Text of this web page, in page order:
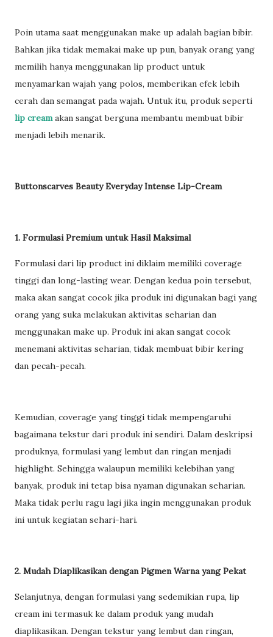
Poin utama saat menggunakan make up adalah bagian bibir.
Bahkan jika tidak memakai make up pun, banyak orang yang
memilih hanya menggunakan lip product untuk
menyamarkan wajah yang polos, memberikan efek lebih
cerah dan semangat pada wajah. Untuk itu, produk seperti
lip creamakan sangat berguna membantu membuat bibir
menjadi lebih menarik.
Buttonscarves Beauty Everyday Intense Lip-Cream
1. Formulasi Premium untuk Hasil Maksimal
Formulasi dari lip product ini diklaim memiliki coverage
tinggi dan long-lasting wear. Dengan kedua poin tersebut,
maka akan sangat cocok jika produk ini digunakan bagi yang
orang yang suka melakukan aktivitas seharian dan
menggunakan make up. Produk ini akan sangat cocok
menemani aktivitas seharian, tidak membuat bibir kering
dan pecah-pecah.
Kemudian, coverage yang tinggi tidak mempengaruhi
bagaimana tekstur dari produk ini sendiri. Dalam deskripsi
produknya, formulasi yang lembut dan ringan menjadi
highlight. Sehingga walaupun memiliki kelebihan yang
banyak, produk ini tetap bisa nyaman digunakan seharian.
Maka tidak perlu ragu lagi jika ingin menggunakan produk
ini untuk kegiatan sehari-hari.
2. Mudah Diaplikasikan dengan Pigmen Warna yang Pekat
Selanjutnya, dengan formulasi yang sedemikian rupa, lip
cream ini termasuk ke dalam produk yang mudah
diaplikasikan. Dengan tekstur yang lembut dan ringan,